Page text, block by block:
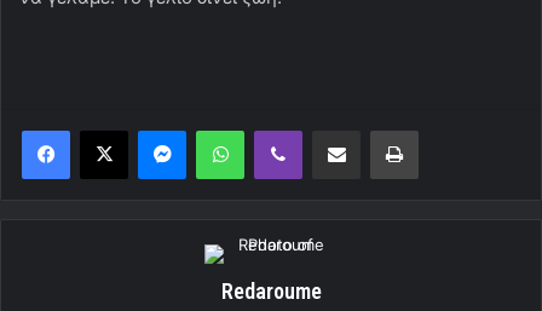
MessengerWhatsAppViber Κοινοποίηση μέσω ηλεκτρονικού ταχυδρομείουΕκτύπωση
Redaroume